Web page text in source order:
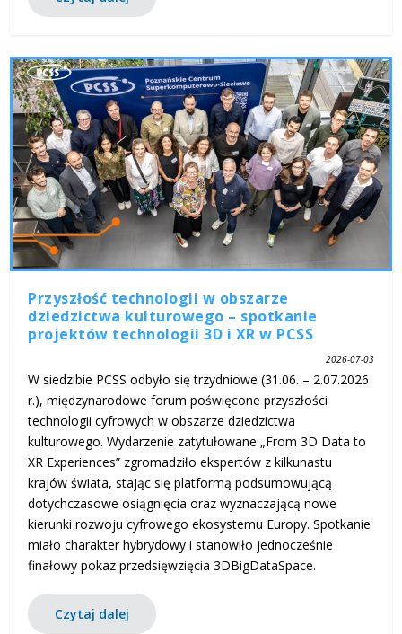
Przyszłość technologii w obszarze
dziedzictwa kulturowego – spotkanie
projektów technologii 3D i XR w PCSS
2026-07-03
W siedzibie PCSS odbyło się trzydniowe (31.06. – 2.07.2026
r.), międzynarodowe forum poświęcone przyszłości
technologii cyfrowych w obszarze dziedzictwa
kulturowego. Wydarzenie zatytułowane „From 3D Data to
XR Experiences” zgromadziło ekspertów z kilkunastu
krajów świata, stając się platformą podsumowującą
dotychczasowe osiągnięcia oraz wyznaczającą nowe
kierunki rozwoju cyfrowego ekosystemu Europy. Spotkanie
miało charakter hybrydowy i stanowiło jednocześnie
finałowy pokaz przedsięwzięcia 3DBigDataSpace.
Czytaj dalej